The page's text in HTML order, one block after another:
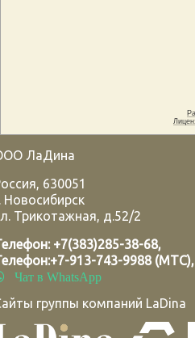
ЛаДина
, 630051
Новосибирск
Трикотажная, д.52/2
+7(383)285-38-68,
+7-913-743-9988 (МТС),
Чат в WhatsApp
группы компаний LaDina